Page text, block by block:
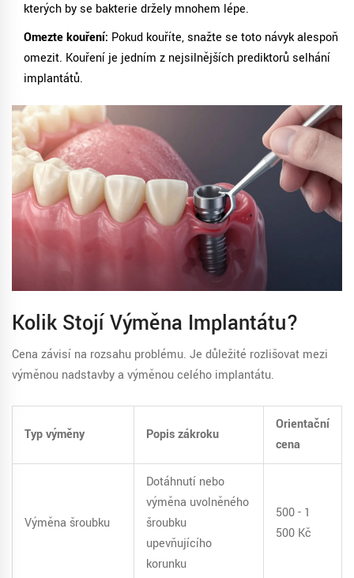
kterých by se bakterie držely mnohem lépe.
Omezte kouření: Pokud kouříte, snažte se toto návyk alespoň
omezit. Kouření je jedním z nejsilnějších prediktorů selhání
implantátů.
Kolik Stojí Výměna Implantátu?
Cena závisí na rozsahu problému. Je důležité rozlišovat mezi
výměnou nadstavby a výměnou celého implantátu.
Typ výměny Popis zákroku
Orientační
cena
Výměna šroubku
Dotáhnutí nebo
výměna uvolněného
šroubku
upevňujícího
korunku
500 - 1
500 Kč